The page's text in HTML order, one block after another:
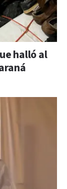
halló al